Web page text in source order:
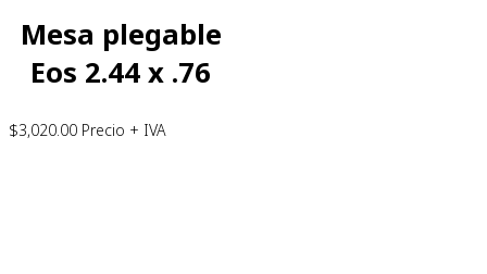
Mesa plegable
Eos 2.44 x .76
$3,020.00 Precio + IVA